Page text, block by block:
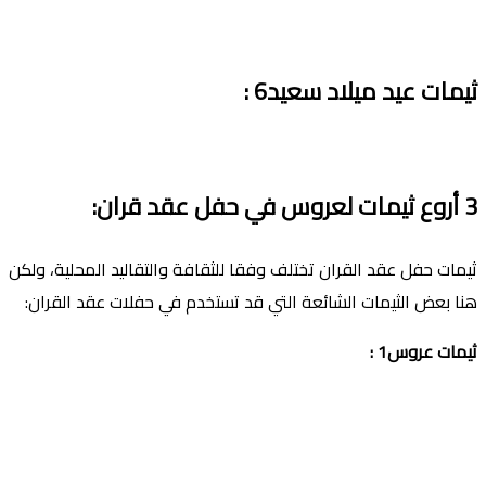
ثيمات عيد ميلاد سعيد6 :
3أروع ثيمات لعروس في حفل عقد قران:
ثيمات حفل عقد القران تختلف وفقا للثقافة والتقاليد المحلية، ولكن
هنا بعض الثيمات الشائعة التي قد تستخدم في حفلات عقد القران:
ثيمات عروس1 :